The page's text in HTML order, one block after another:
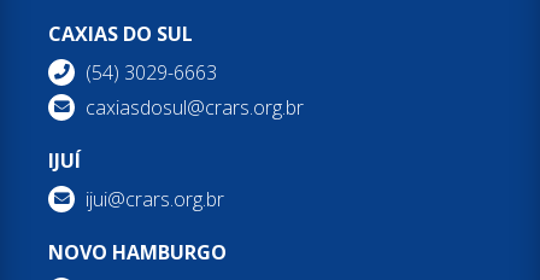
CAXIAS DO SUL
(54) 3029-6663
caxiasdosul@crars.org.br
IJUÍ
ijui@crars.org.br
NOVO HAMBURGO